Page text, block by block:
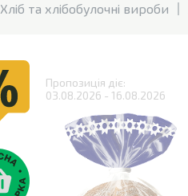
Хліб та хлібобулочні вироби
Пропозиція діє:
03.08.2026 - 16.08.2026